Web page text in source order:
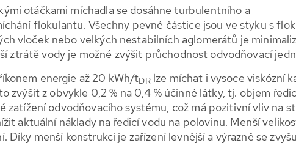
otáčkami míchadla se dosáhne turbulentního a
flokulantu. Všechny pevné částice jsou ve styku s
vloček nebo velkých nestabilních aglomerátů je
ztrátě vody je možné zvýšit průchodnost odvodňovací
energie až 20 kWh/tDRlze míchat i vysoce viskózní
zvýšit z obvykle 0,2 % na 0,4 % účinné látky, tj. objem
zatížení odvodňovacího systému, což má pozitivní vliv na
aktuální náklady na ředicí vodu na polovinu. Menší
Díky menší konstrukci je zařízení levnější a výrazně se